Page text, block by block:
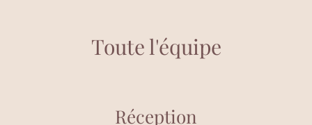
Toute l'équipe
Réception